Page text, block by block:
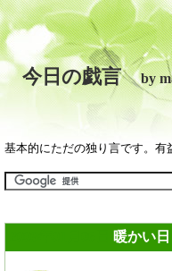
今日の戯言by
基本的にただの独り言です。有
暖かい日